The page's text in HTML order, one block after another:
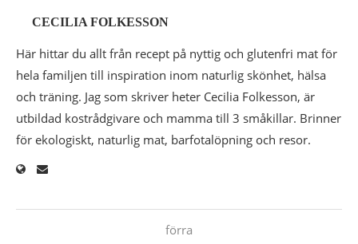
CECILIA FOLKESSON
Här hittar du allt från recept på nyttig och glutenfri mat för
hela familjen till inspiration inom naturlig skönhet, hälsa
och träning. Jag som skriver heter Cecilia Folkesson, är
utbildad kostrådgivare och mamma till 3 småkillar. Brinner
för ekologiskt, naturlig mat, barfotalöpning och resor.
förra